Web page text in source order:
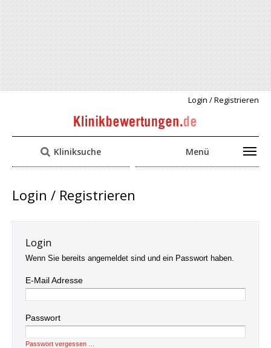
Login / Registrieren
Kliniksuche Menü
Login / Registrieren
Login
Wenn Sie bereits angemeldet sind und ein Passwort haben.
E-Mail Adresse
Passwort
Passwort vergessen …